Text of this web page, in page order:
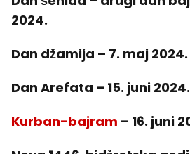
2024.
Dan džamija – 7. maj 2024.
Dan Arefata – 15. juni 2024.
Kurban-bajram – 16. juni